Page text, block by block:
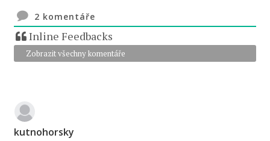
2 komentáře
Inline Feedbacks
Zobrazit všechny komentáře
kutnohorsky